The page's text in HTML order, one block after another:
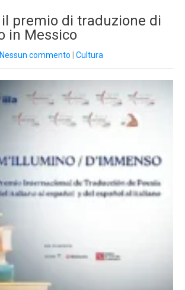
premio di traduzione di
in Messico
Nessun commento Cultura